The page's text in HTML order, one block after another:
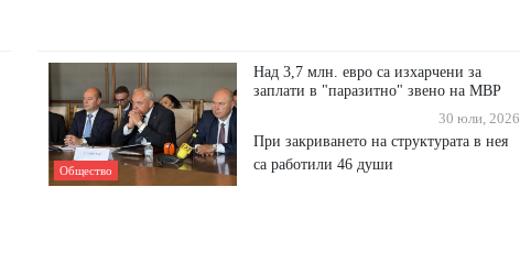
Общество
Над 3,7 млн. евро са изхарчени за
заплати в "паразитно" звено на МВР
30 юли, 2026
При закриването на структурата в нея
са работили 46 души